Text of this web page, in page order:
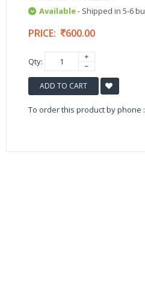
Available- Shipped in 5-6
PRICE: 600.00
Qty:
ADD TO CART
To order this product by phone :